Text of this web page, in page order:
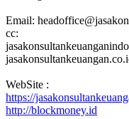
Email:
cc:
WebSite :
https://
http://blockmoney.id